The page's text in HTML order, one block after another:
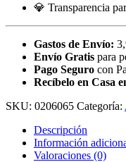
💎 Transparencia
Gastos de Envío:
Envío Gratis para
Pago Seguro con
Recíbelo en Casa
SKU: 0206065 Categoría:
Descripción
Información
Valoraciones (0)